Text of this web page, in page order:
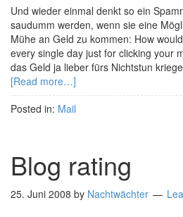
Und wieder einmal denkt so ein
saudumm werden, wenn sie eine
Mühe an Geld zu kommen: How
every single day just for clicking your
das Geld ja lieber fürs Nichtstun
[Read more…]
Posted in: Mail
Blog rating
25. Juni 2008 by Nachtwächter